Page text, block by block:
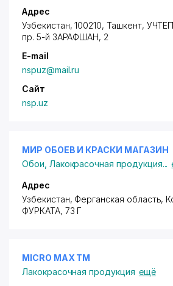
Адрес
Узбекистан, 100210, Ташкент,
пр. 5-й ЗАРАФШАН, 2
E-mail
nspuz@mail.ru
Сайт
nsp.uz
МИР ОБОЕВ И КРАСКИ МАГАЗИН
Обои Лакокрасочная продукция...
Адрес
Узбекистан, Ферганская область,
ФУРКАТА, 73 Г
MICRO MAX ТМ
Лакокрасочная продукция ещё